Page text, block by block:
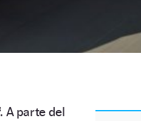
. A parte del